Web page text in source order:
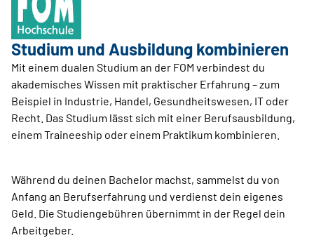
Studium und Ausbildung kombinieren
Mit einem dualen Studium an der FOM verbindest du
akademisches Wissen mit praktischer Erfahrung – zum
Beispiel in Industrie, Handel, Gesundheitswesen, IT oder
Recht. Das Studium lässt sich mit einer Berufsausbildung,
einem Traineeship oder einem Praktikum kombinieren.
Während du deinen Bachelor machst, sammelst du von
Anfang an Berufserfahrung und verdienst dein eigenes
Geld. Die Studiengebühren übernimmt in der Regel dein
Arbeitgeber.